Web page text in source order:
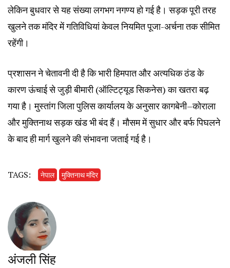
लेकिन बुधवार से यह संख्या लगभग नगण्य हो गई है। सड़क पूरी तरह
खुलने तक मंदिर में गतिविधियां केवल नियमित पूजा-अर्चना तक सीमित
रहेंगी।
प्रशासन ने चेतावनी दी है कि भारी हिमपात और अत्यधिक ठंड के
कारण ऊंचाई से जुड़ी बीमारी (ऑल्टिट्यूड सिकनेस) का खतरा बढ़
गया है। मुस्तांग जिला पुलिस कार्यालय के अनुसार कागबेनी–कोराला
और मुक्तिनाथ सड़क खंड भी बंद हैं। मौसम में सुधार और बर्फ पिघलने
के बाद ही मार्ग खुलने की संभावना जताई गई है।
TAGS: नेपाल मुक्तिनाथ मंदिर
अंजली सिंह